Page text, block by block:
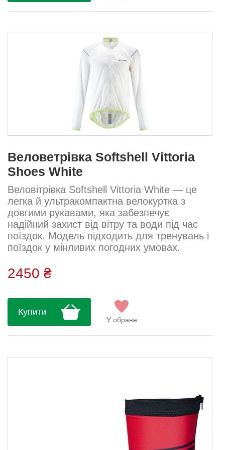
Веловетрівка Softshell Vittoria
Shoes White
Веловітрівка Softshell Vittoria White — це
легка й ультракомпактна велокуртка з
довгими рукавами, яка забезпечує
надійний захист від вітру та води під час
поїздок. Модель підходить для тренувань і
поїздок у мінливих погодних умовах.
обмежує рухів і легко складається, щоб
поміститися в кишені або рюкзаку....
2450 ₴
Купити
У обране